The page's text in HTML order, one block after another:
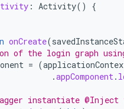
: Activity()
{
onCreate(
of the login graph
= (
.appComponent.
instantiate